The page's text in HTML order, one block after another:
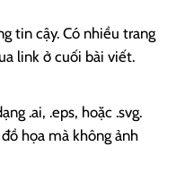
tin cậy. Có nhiều trang
link ở cuối bài viết.
.ai, .eps, hoặc .svg.
họa mà không ảnh